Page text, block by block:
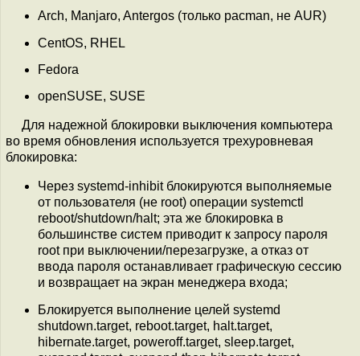
Arch, Manjaro, Antergos (только pacman, не AUR)
CentOS, RHEL
Fedora
openSUSE, SUSE
Для надежной блокировки выключения компьютера
во время обновления используется трехуровневая
блокировка:
Через systemd-inhibit блокируются выполняемые
от пользователя (не root) операции systemctl
reboot/shutdown/halt; эта же блокировка в
большинстве систем приводит к запросу пароля
root при выключении/перезагрузке, а отказ от
ввода пароля останавливает графическую сессию
и возвращает на экран менеджера входа;
Блокируется выполнение целей systemd
shutdown.target, reboot.target, halt.target,
hibernate.target, poweroff.target, sleep.target,